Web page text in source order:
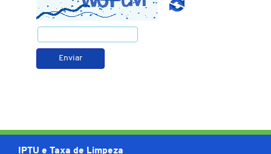
IPTU e Taxa de Limpeza